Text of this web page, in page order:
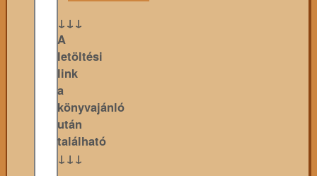
↓↓↓
A
letöltési
link
a
könyvajánló
után
található
↓↓↓